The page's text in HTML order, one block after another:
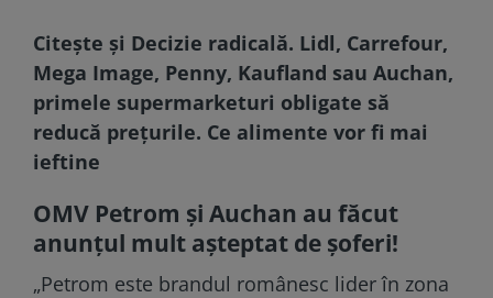
Citește și Decizie radicală. Lidl, Carrefour,
Mega Image, Penny, Kaufland sau Auchan,
primele supermarketuri obligate să
reducă prețurile. Ce alimente vor fi mai
ieftine
OMV Petrom şi Auchan au făcut
anunțul mult așteptat de șoferi!
„Petrom este brandul românesc lider în zona